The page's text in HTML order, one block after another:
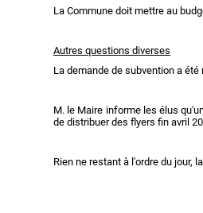
La Commune doit mettre au
Autres questions diverses
La demande de subvention a
M. le Maire informe les élus
de distribuer des flyers fin avril
Rien ne restant à l'ordre du jour,